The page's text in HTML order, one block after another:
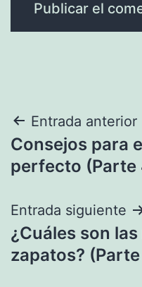
Navegación
de
Entrada anterior
Consejos para
perfecto (Parte
Entrada siguiente
¿Cuáles son
zapatos?